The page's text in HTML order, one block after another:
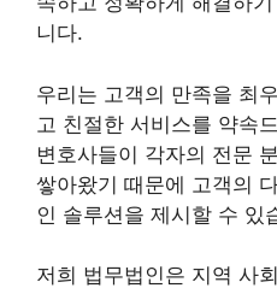
니다.
우리는 고객의 만족을 최
고 친절한 서비스를 약속
변호사들이 각자의 전문
쌓아왔기 때문에 고객의
인 솔루션을 제시할 수 있
저희 법무법인은 지역 사